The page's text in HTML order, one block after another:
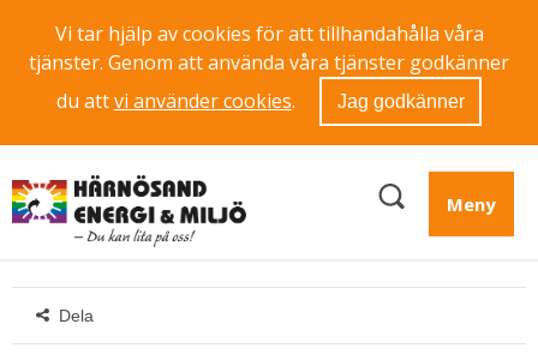
Vi tar hjälp av cookies för att tillhandahålla våra
tjänster. Genom att använda våra tjänster godkänner
du attvi använder cookies. Jag godkänner
Meny
Dela